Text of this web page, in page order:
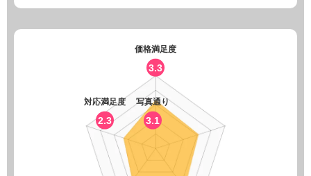
価格満足度
3.3
写真通り
3.1
対応満足度
2.3